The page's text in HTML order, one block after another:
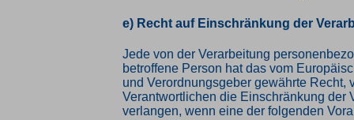
e) Recht auf Einschränkung der
Jede von der Verarbeitung
betroffene Person hat das vom
und Verordnungsgeber gewährte Recht,
Verantwortlichen die Einschränkung der
verlangen, wenn eine der folgenden